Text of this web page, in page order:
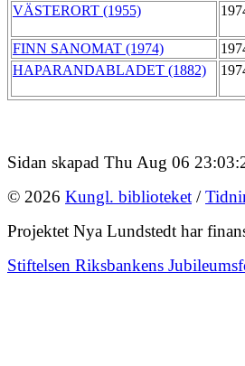
VÄSTERORT (1955)
FINN SANOMAT (1974)
HAPARANDABLADET (1882)
Sidan skapad Thu Aug 06
© 2026 Kungl. biblioteket /
Projektet Nya Lundstedt har
Stiftelsen Riksbankens